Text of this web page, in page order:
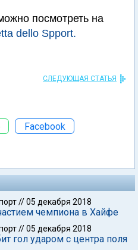
посмотреть на
dello Spport.
СЛЕДУЮЩАЯ СТАТЬЯ
Facebook
//05 декабря 2018
чемпиона в Хайфе
//05 декабря 2018
гол ударом с центра поля